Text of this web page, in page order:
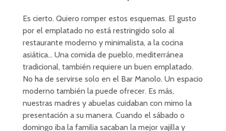
Es cierto. Quiero romper estos esquemas. El gusto
por el emplatado no está restringido solo al
restaurante moderno y minimalista, a la cocina
asiática… Una comida de pueblo, mediterránea
tradicional, también requiere un buen emplatado.
No ha de servirse solo en el Bar Manolo. Un espacio
moderno también la puede ofrecer. Es más,
nuestras madres y abuelas cuidaban con mimo la
presentación a su manera. Cuando el sábado o
domingo iba la familia sacaban la mejor vajilla y